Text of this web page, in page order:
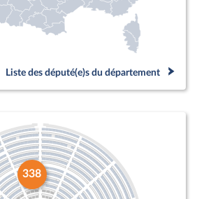
Liste des député(e)s du département
338